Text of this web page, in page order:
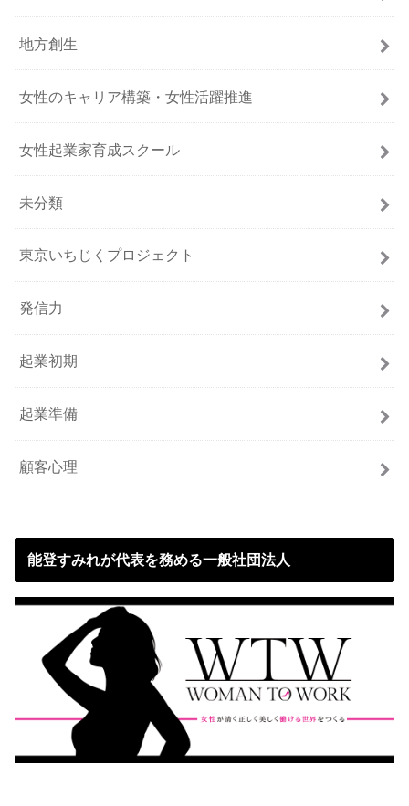
地方創生
女性のキャリア構築・女性活躍推進
女性起業家育成スクール
未分類
東京いちじくプロジェクト
発信力
起業初期
起業準備
顧客心理
能登すみれが代表を務める一般社団法人